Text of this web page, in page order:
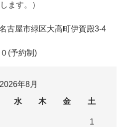
ます。）
古屋市緑区大高町伊賀殿3-4
(予約制)
2026年8月
水 木 金 土
1